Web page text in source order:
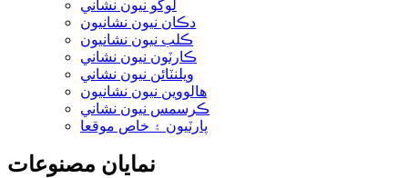
لوگو نيون نشاني
دڪان نيون نشانيون
ڪلب نيون نشانيون
ڪارٽون نيون نشاني
ويلنٽائن نيون نشاني
هالووین نيون نشانيون
ڪرسمس نيون نشاني
پارٽيون ۽ خاص موقعا
نمايان مصنوعات